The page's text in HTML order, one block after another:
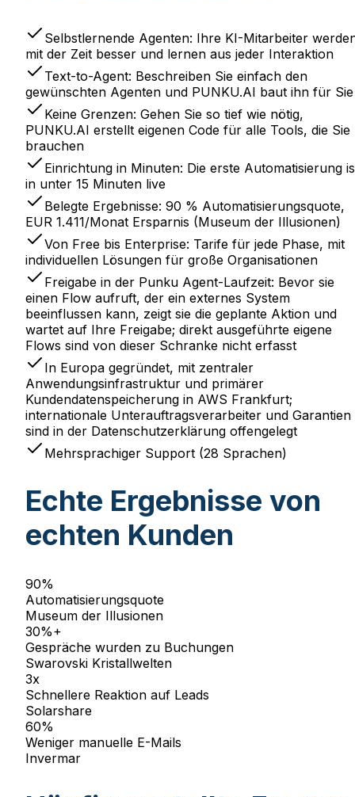
Selbstlernende Agenten: Ihre KI-Mitarbeiter
mit der Zeit besser und lernen aus jeder Interaktion
Text-to-Agent: Beschreiben Sie einfach den
gewünschten Agenten und PUNKU.AI baut ihn für Sie
Keine Grenzen: Gehen Sie so tief wie nötig,
PUNKU.AI erstellt eigenen Code für alle Tools, die Sie
brauchen
Einrichtung in Minuten: Die erste Automatisierung
in unter 15 Minuten live
Belegte Ergebnisse: 90 % Automatisierungsquote,
EUR 1.411/Monat Ersparnis (Museum der Illusionen)
Von Free bis Enterprise: Tarife für jede Phase, mit
individuellen Lösungen für große Organisationen
Freigabe in der Punku Agent-Laufzeit: Bevor sie
einen Flow aufruft, der ein externes System
beeinflussen kann, zeigt sie die geplante Aktion und
wartet auf Ihre Freigabe; direkt ausgeführte eigene
Flows sind von dieser Schranke nicht erfasst
In Europa gegründet, mit zentraler
Anwendungsinfrastruktur und primärer
Kundendatenspeicherung in AWS Frankfurt;
internationale Unterauftragsverarbeiter und Garantien
sind in der Datenschutzerklärung offengelegt
Mehrsprachiger Support (28 Sprachen)
Echte Ergebnisse von
echten Kunden
90%
Automatisierungsquote
Museum der Illusionen
30%+
Gespräche wurden zu Buchungen
Swarovski Kristallwelten
3x
Schnellere Reaktion auf Leads
Solarshare
60%
Weniger manuelle E-Mails
Invermar